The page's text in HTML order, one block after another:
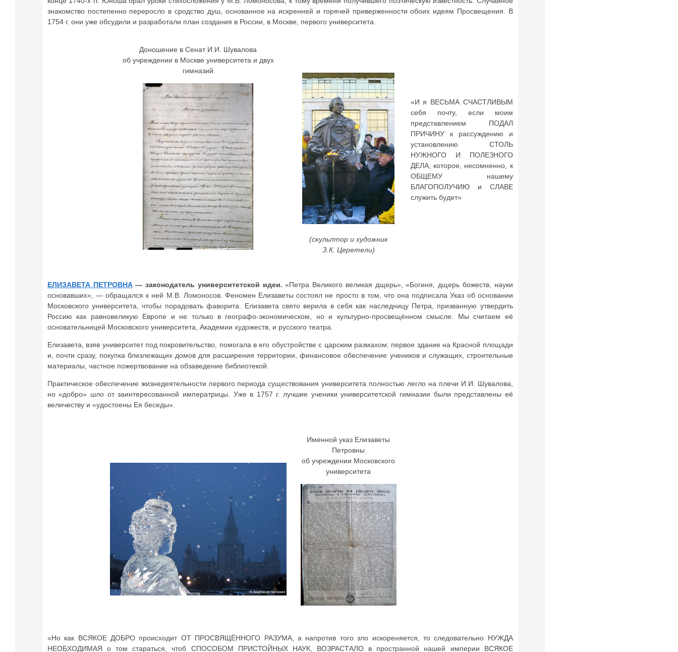
знакомство постепенно переросло в сродство душ, основанное на искренней и горячей приверженности обоих идеям Просвещения. В
1754 г. они уже обсудили и разработали план создания в России, в Москве, первого университета.
Доношение в Сенат И.И. Шувалова
об учреждении в Москве университета и двух
гимназий
(скульптор и художник
З.К. Церетели)
«И я ВЕСЬМА СЧАСТЛИВЫМ
себя почту, если моим
представлением ПОДАЛ
ПРИЧИНУ к рассуждению и
установлению СТОЛЬ
НУЖНОГО И ПОЛЕЗНОГО
ДЕЛА, которое, несомненно, к
ОБЩЕМУ нашему
БЛАГОПОЛУЧИЮ и СЛАВЕ
служить будет»
ЕЛИЗАВЕТА ПЕТРОВНА— законодатель университетской идеи. «Петра Великого великая дщерь», «Богиня, дщерь божеств, науки
основавших», — обращался к ней М.В. Ломоносов. Феномен Елизаветы состоял не просто в том, что она подписала Указ об основании
Московского университета, чтобы порадовать фаворита. Елизавета свято верила в себя как наследницу Петра, призванную утвердить
Россию как равновеликую Европе и не только в географо-экономическом, но и культурно-просвещённом смысле. Мы считаем её
основательницей Московского университета, Академии художеств, и русского театра.
Елизавета, взяв университет под покровительство, помогала в его обустройстве с царским размахом: первое здание на Красной площади
и, почти сразу, покупка близлежащих домов для расширения территории, финансовое обеспечение учеников и служащих, строительные
материалы, частное пожертвование на обзаведение библиотекой.
Практическое обеспечение жизнедеятельности первого периода существования университета полностью легло на плечи И.И. Шувалова,
но «добро» шло от заинтересованной императрицы. Уже в 1757 г. лучшие ученики университетской гимназии были представлены её
величеству и «удостоены Ея беседы».
Именной указ Елизаветы
Петровны
об учреждении Московского
университета
«Но как ВСЯКОЕ ДОБРО происходит ОТ ПРОСВЯЩЁННОГО РАЗУМА, а напротив того зло искореняется, то следовательно НУЖДА
НЕОБХОДИМАЯ о том стараться, чтоб СПОСОБОМ ПРИСТОЙНЫХ НАУК, ВОЗРАСТАЛО в пространной нашей империи ВСЯКОЕ